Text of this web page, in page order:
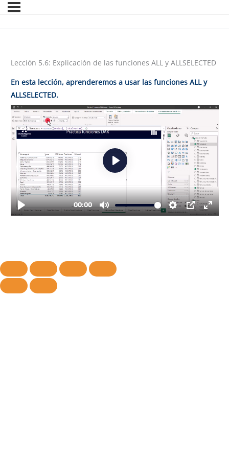
Lección 5.6: Explicación de las funciones ALL y ALLSELECTED
En esta lección, aprenderemos a usar las funciones ALL y
ALLSELECTED.